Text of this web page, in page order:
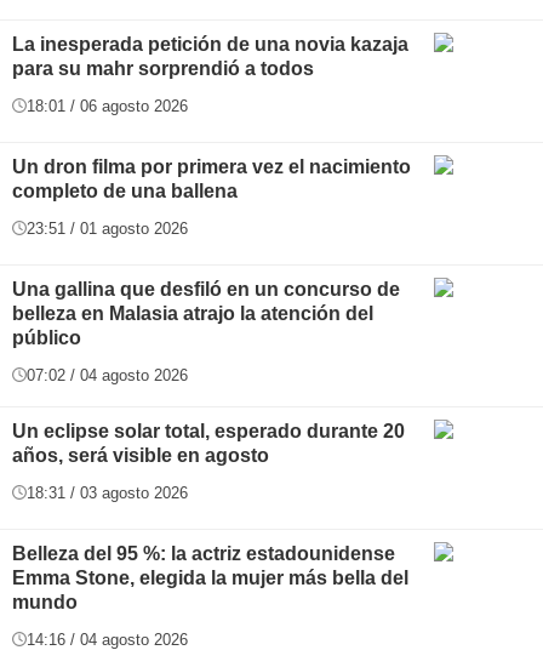
La inesperada petición de una novia kazaja
para su mahr sorprendió a todos
18:01 / 06 agosto 2026
Un dron filma por primera vez el nacimiento
completo de una ballena
23:51 / 01 agosto 2026
Una gallina que desfiló en un concurso de
belleza en Malasia atrajo la atención del
público
07:02 / 04 agosto 2026
Un eclipse solar total, esperado durante 20
años, será visible en agosto
18:31 / 03 agosto 2026
Belleza del 95 %: la actriz estadounidense
Emma Stone, elegida la mujer más bella del
mundo
14:16 / 04 agosto 2026